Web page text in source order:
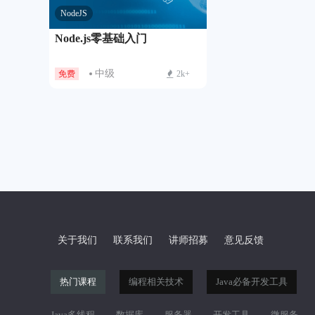
NodeJS
Node.js零基础入门
免费 中级 2k+
关于我们 联系我们 讲师招募 意见反馈
热门课程 编程相关技术 Java必备开发工具